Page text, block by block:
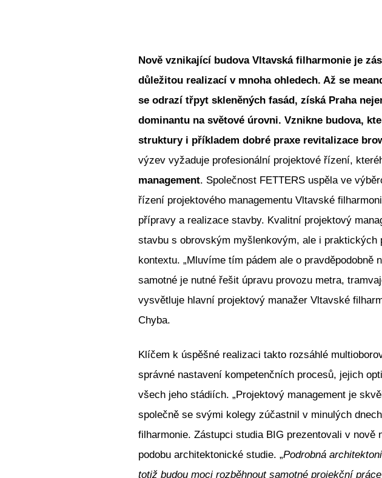
Nově vznikající budova Vltavská filharmonie je
důležitou realizací v mnoha ohledech. Až se
se odrazí třpyt skleněných fasád, získá Praha
dominantu na světové úrovni. Vznikne budova,
struktury i příkladem dobré praxe revitalizace
výzev vyžaduje profesionální projektové řízení,
management. Společnost FETTERS uspěla ve
řízení projektového managementu Vltavské
přípravy a realizace stavby. Kvalitní projektový
stavbu s obrovským myšlenkovým, ale i
kontextu. „Mluvíme tím pádem ale o
samotné je nutné řešit úpravu provozu metra,
vysvětluje hlavní projektový manažer Vltavské
Chyba.
Klíčem k úspěšné realizaci takto rozsáhlé
správné nastavení kompetenčních procesů, jejich
všech jeho stádiích. „Projektový management je
společně se svými kolegy zúčastnil v minulých
filharmonie. Zástupci studia BIG prezentovali v
podobu architektonické studie. „Podrobná
totiž budou moci rozběhnout samotné projekční